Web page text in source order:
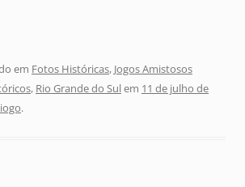
em Fotos Históricas, Jogos Amistosos
, Rio Grande do Sulem 11 de julho de
.